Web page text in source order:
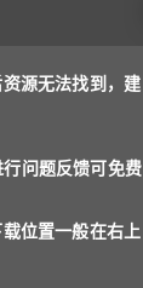
谨慎对
源无法找到，建
问题反馈可免费
位置一般在右上